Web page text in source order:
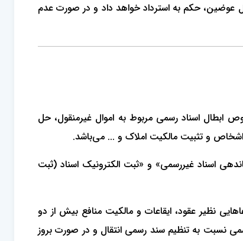
عوضین، حکم به استرداد خواهد داد و در صورت عدم
ابطال اسناد رسمی مربوط به اموال غیرمنقول، حل
و تثبیت مالکیت املاک و ... می‌باشد.
«ساماندهی اسناد غیررسمی» و «ثبت الکترونیک اسناد (ثبت
نظیر عقود، ایقاعات و مالکیت منافع بیش از دو
نسبت به تنظیم سند رسمی انتقال و در صورت بروز